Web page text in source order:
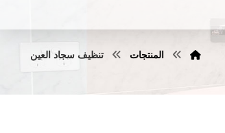
المنتجات تنظيف سجاد العين